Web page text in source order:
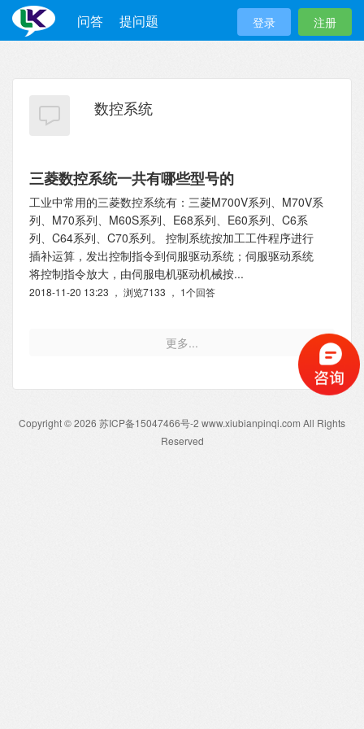
问答 提问题 登录 注册
数控系统
三菱数控系统一共有哪些型号的
工业中常用的三菱数控系统有：三菱M700V系列、M70V系
列、M70系列、M60S系列、E68系列、E60系列、C6系
列、C64系列、C70系列。 控制系统按加工工件程序进行
插补运算，发出控制指令到伺服驱动系统；伺服驱动系统
将控制指令放大，由伺服电机驱动机械按...
2018-11-20 13:23 ， 浏览7133 ， 1个回答
更多...
Copyright © 2026 苏ICP备15047466号-2 www.xiubianpinqi.com All Rights
Reserved